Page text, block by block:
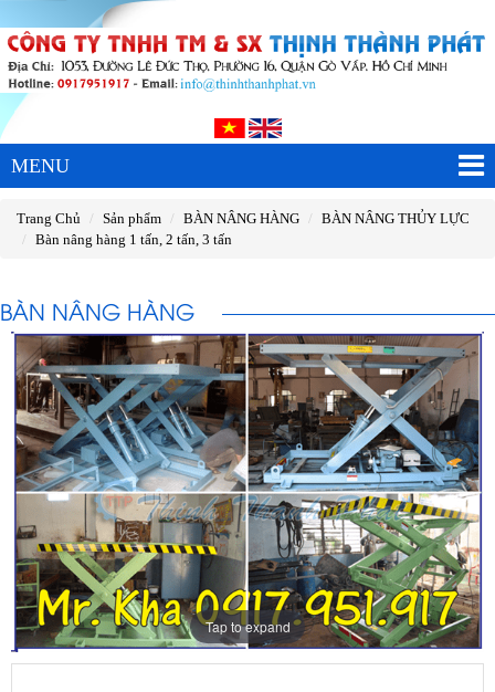
MENU
Trang Chủ Sản phẩm BÀN NÂNG HÀNG
BÀN NÂNG THỦY LỰC
Bàn nâng hàng 1 tấn, 2 tấn, 3 tấn
BÀN NÂNG HÀNG
Tap to expand